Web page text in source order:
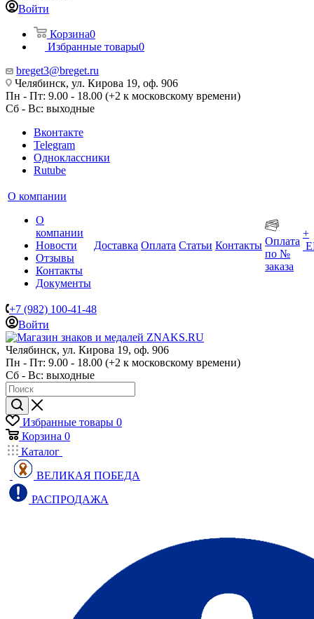
Войти
Корзина0
Избранные товары0
breget3@breget.ru
Челябинск, ул. Кирова 19, оф. 906
Пн - Пт: 9.00 - 18.00 (+2 к московскому времени)
Сб - Вс: выходные
Вконтакте
Telegram
Одноклассники
Rutube
О компании
О
компании
Новости
Отзывы
Контакты
Документы
Доставка Оплата Статьи Контакты Оплата
по №
заказа
+
+7 (982) 100-41-48
Войти
Челябинск, ул. Кирова 19, оф. 906
Пн - Пт: 9.00 - 18.00 (+2 к московскому времени)
Сб - Вс: выходные
Избранные товары 0
Корзина 0
Каталог
ВЕЛИКАЯ ПОБЕДА
РАСПРОДАЖА